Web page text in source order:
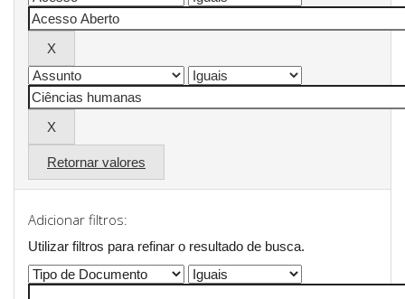
Retornar valores
Adicionar filtros:
Utilizar filtros para refinar o resultado de busca.